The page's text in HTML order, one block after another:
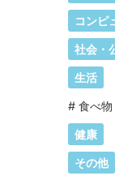
コンピ
社会・
生活
# 食べ物
健康
その他